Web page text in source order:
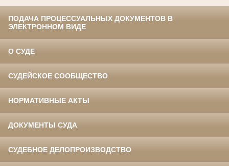
ПОДАЧА ПРОЦЕССУАЛЬНЫХ ДОКУМЕНТОВ В
ЭЛЕКТРОННОМ ВИДЕ
О СУДЕ
СУДЕЙСКОЕ СООБЩЕСТВО
НОРМАТИВНЫЕ АКТЫ
ДОКУМЕНТЫ СУДА
СУДЕБНОЕ ДЕЛОПРОИЗВОДСТВО